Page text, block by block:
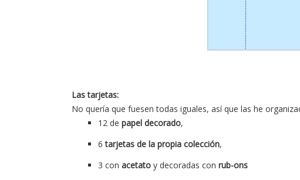
Las tarjetas:
No quería que fuesen todas iguales, así que las he
12 de papel decorado,
6tarjetas de la propia colección,
3 con acetato y decoradas con rub-ons